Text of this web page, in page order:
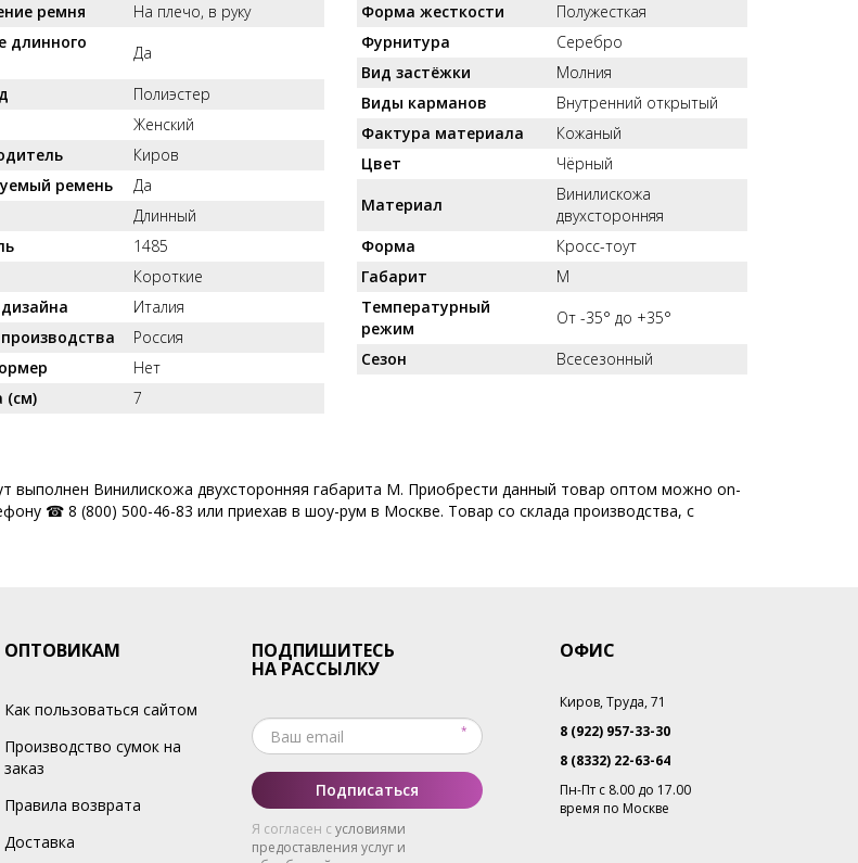
ремня
На плечо, в руку
длинного
Да
Полиэстер
Женский
Киров
ремень
Да
Длинный
1485
Короткие
Италия
Россия
Нет
(см)
7
Форма жесткости
Полужесткая
Фурнитура
Серебро
Вид застёжки
Молния
Виды карманов
Внутренний открытый
Фактура материала
Кожаный
Цвет
Чёрный
Материал
Винилискожа
двухсторонняя
Форма
Кросс-тоут
Габарит
M
Температурный
режим
От -35° до +35°
Сезон
Всесезонный
выполнен Винилискожа двухсторонняя габарита M. Приобрести данный товар оптом можно on-
☎ 8 (800) 500-46-83 или приехав в шоу-рум в Москве. Товар со склада производства, с
ОПТОВИКАМ
Как пользоваться сайтом
Производство сумок на
заказ
Правила возврата
Доставка
ПОДПИШИТЕСЬ
НА РАССЫЛКУ
Подписаться
Я согласен с условиями
предоставления услуг и
ОФИС
Киров, Труда, 71
8 (922) 957-33-30
8 (8332) 22-63-64
Пн-Пт с 8.00 до 17.00
время по Москве